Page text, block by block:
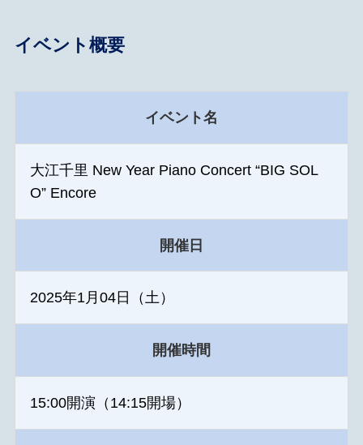
イベント概要
イベント名
大江千里 New Year Piano Concert “BIG SOL
O” Encore
開催日
2025年1月04日（土）
開催時間
15:00開演（14:15開場）